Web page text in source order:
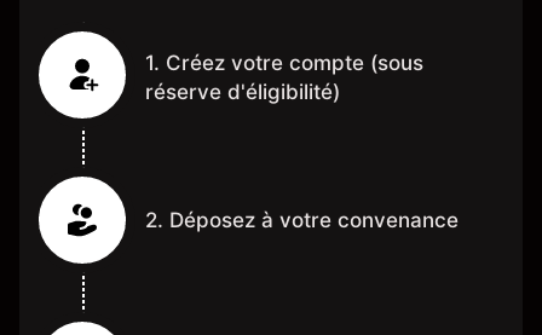
1. Créez votre compte (sous
réserve d'éligibilité)
2. Déposez à votre convenance